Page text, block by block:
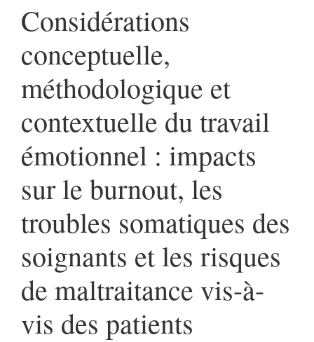
Considérations
conceptuelle,
méthodologique et
contextuelle du travail
émotionnel : impacts
sur le burnout, les
troubles somatiques des
soignants et les risques
de maltraitance vis-à-
vis des patients